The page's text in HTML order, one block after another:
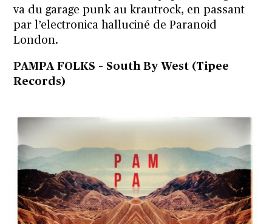
va du garage punk au krautrock, en passant
par l’electronica halluciné de Paranoid
London.
PAMPA FOLKS – South By West (Tipee
Records)